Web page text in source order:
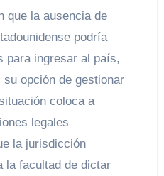
que la ausencia de
podría
para ingresar al país,
opción de gestionar
coloca a
legales
la jurisdicción
la facultad de dictar